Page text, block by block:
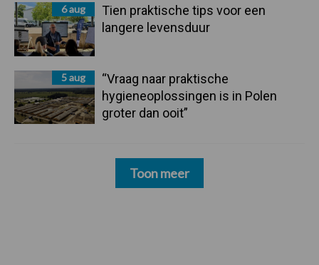
6 aug
Tien praktische tips voor een
langere levensduur
5 aug
“Vraag naar praktische
hygieneoplossingen is in Polen
groter dan ooit”
Toon meer